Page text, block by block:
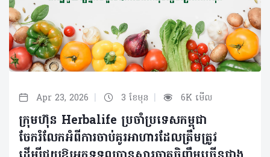
Apr 23, 2026 | 3 ខែមុន | 6K មើល
ក្រុមហ៊ុន Herbalife ប្រចាំប្រទេសកម្ពុជា
ចែករំលែកអំពីការចាប់គូរអាហារដែលត្រឹមត្រូវ